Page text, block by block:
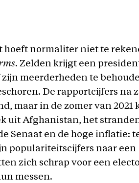
hoeft normaliter niet te
. Zelden krijgt een
meerderheden te
De rapportcijfers na
maar in de zomer van 2021
uit Afghanistan, het
Senaat en de hoge inflatie:
populariteitscijfers naar een
zich schrap voor een
messen.